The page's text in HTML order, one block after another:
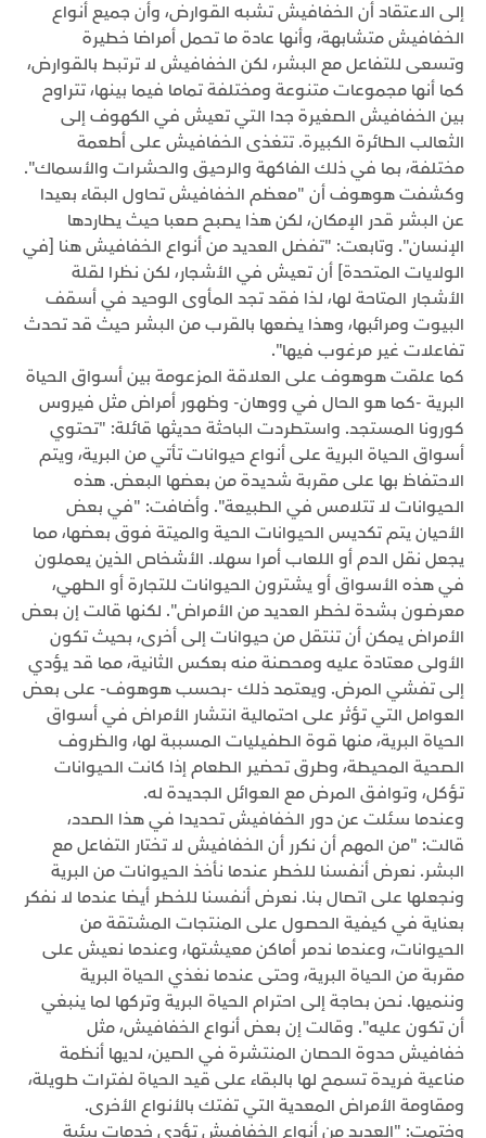
إلى الاعتقاد أن الخفافيش تشبه القوارض، وأن جميع أنواع
الخفافيش متشابهة، وأنها عادة ما تحمل أمراضا خطيرة
وتسعى للتفاعل مع البشر، لكن الخفافيش لا ترتبط بالقوارض،
كما أنها مجموعات متنوعة ومختلفة تماما فيما بينها، تتراوح
بين الخفافيش الصغيرة جدا التي تعيش في الكهوف إلى
الثعالب الطائرة الكبيرة. تتغذى الخفافيش على أطعمة
مختلفة، بما في ذلك الفاكهة والرحيق والحشرات والأسماك".
وكشفت هوهوف أن "معظم الخفافيش تحاول البقاء بعيدا
عن البشر قدر الإمكان، لكن هذا يصبح صعبا حيث يطاردها
الإنسان". وتابعت: "تفضل العديد من أنواع الخفافيش هنا [في
الولايات المتحدة] أن تعيش في الأشجار، لكن نظرا لقلة
الأشجار المتاحة لها، لذا فقد تجد المأوى الوحيد في أسقف
البيوت ومرائبها، وهذا يضعها بالقرب من البشر حيث قد تحدث
تفاعلات غير مرغوب فيها".
كما علقت هوهوف على العلاقة المزعومة بين أسواق الحياة
البرية -كما هو الحال في ووهان- وظهور أمراض مثل فيروس
كورونا المستجد. واستطردت الباحثة حديثها قائلة: "تحتوي
أسواق الحياة البرية على أنواع حيوانات تأتي من البرية، ويتم
الاحتفاظ بها على مقربة شديدة من بعضها البعض. هذه
الحيوانات لا تتلامس في الطبيعة". وأضافت: "في بعض
الأحيان يتم تكديس الحيوانات الحية والميتة فوق بعضها، مما
يجعل نقل الدم أو اللعاب أمرا سهلا. الأشخاص الذين يعملون
في هذه الأسواق أو يشترون الحيوانات للتجارة أو الطهي،
معرضون بشدة لخطر العديد من الأمراض". لكنها قالت إن بعض
الأمراض يمكن أن تنتقل من حيوانات إلى أخرى، بحيث تكون
الأولى معتادة عليه ومحصنة منه بعكس الثانية، مما قد يؤدي
إلى تفشي المرض. ويعتمد ذلك -بحسب هوهوف- على بعض
العوامل التي تؤثر على احتمالية انتشار الأمراض في أسواق
الحياة البرية، منها قوة الطفيليات المسببة لها، والظروف
الصحية المحيطة، وطرق تحضير الطعام إذا كانت الحيوانات
تؤكل، وتوافق المرض مع العوائل الجديدة له.
وعندما سئلت عن دور الخفافيش تحديدا في هذا الصدد،
قالت: "من المهم أن نكرر أن الخفافيش لا تختار التفاعل مع
البشر. نعرض أنفسنا للخطر عندما نأخذ الحيوانات من البرية
ونجعلها على اتصال بنا. نعرض أنفسنا للخطر أيضا عندما لا نفكر
بعناية في كيفية الحصول على المنتجات المشتقة من
الحيوانات، وعندما ندمر أماكن معيشتها، وعندما نعيش على
مقربة من الحياة البرية، وحتى عندما نغذي الحياة البرية
وننميها. نحن بحاجة إلى احترام الحياة البرية وتركها لما ينبغي
أن تكون عليه". وقالت إن بعض أنواع الخفافيش، مثل
خفافيش حدوة الحصان المنتشرة في الصين، لديها أنظمة
مناعية فريدة تسمح لها بالبقاء على قيد الحياة لفترات طويلة،
ومقاومة الأمراض المعدية التي تفتك بالأنواع الأخرى.
وختمت: "العديد من أنواع الخفافيش تؤدي خدمات بيئية